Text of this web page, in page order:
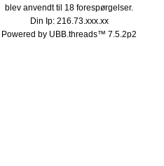
blev anvendt til 18 forespørgelser.
Din Ip: 216.73.xxx.xx
Powered by UBB.threads™ 7.5.2p2